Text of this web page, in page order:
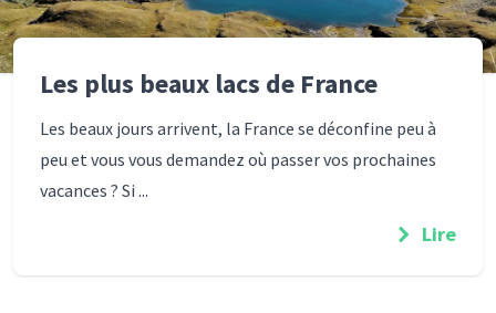
Les plus beaux lacs de France
Les beaux jours arrivent, la France se déconfine peu à
peu et vous vous demandez où passer vos prochaines
vacances ? Si ...
Lire